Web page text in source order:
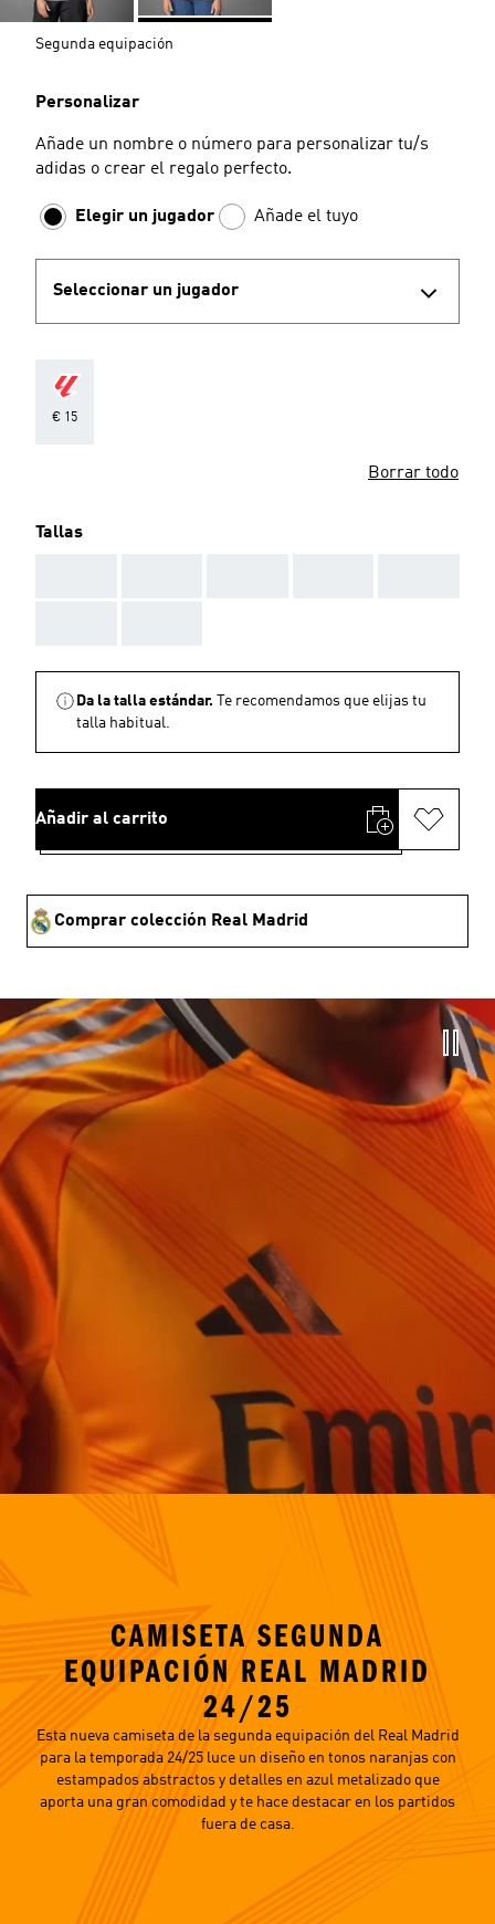
Segunda equipación
Personalizar
Añade un nombre o número para personalizar tu/s
adidas o crear el regalo perfecto.
Elegir un jugador Añade el tuyo
Seleccionar un jugador
€ 15
Borrar todo
Tallas
Da la talla estándar.
Te recomendamos que elijas tu
talla habitual.
Añadir al carrito
Comprar colección Real Madrid
CAMISETA SEGUNDA
EQUIPACIÓN REAL MADRID
24/25
Esta nueva camiseta de la segunda equipación del Real Madrid
para la temporada 24/25 luce un diseño en tonos naranjas con
estampados abstractos y detalles en azul metalizado que
aporta una gran comodidad y te hace destacar en los partidos
fuera de casa.